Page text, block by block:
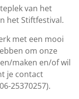
van het
het Stiftfestival.
met een mooi
om onze
maken en/of wil
je contact
25370257).